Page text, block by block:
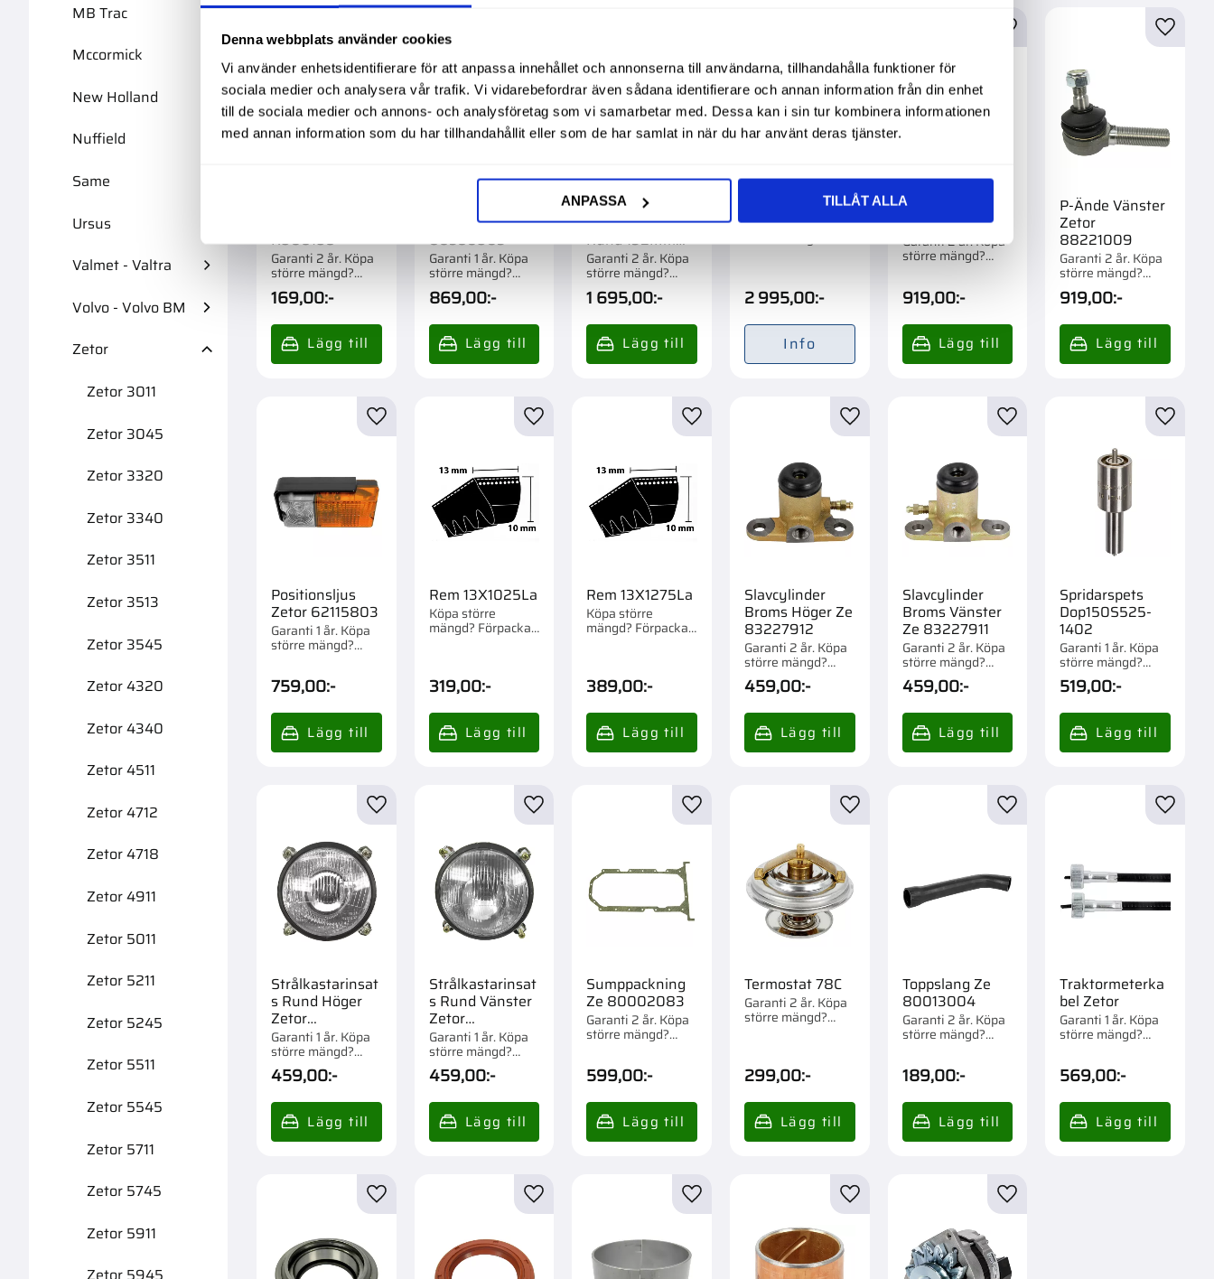
Denna webbplats använder cookies
Vi använder enhetsidentifierare för att anpassa innehållet och annonserna till användarna, tillhandahålla funktioner för
sociala medier och analysera vår trafik. Vi vidarebefordrar även sådana identifierare och annan information från din enhet
till de sociala medier och annons- och analysföretag som vi samarbetar med. Dessa kan i sin tur kombinera informationen
med annan information som du har tillhandahållit eller som de har samlat in när du har använt deras tjänster.
ANPASSA TILLÅT ALLA
K906195
Garanti 2 år. Köpa
större mängd?
Förpackad om 1 st.
169,00:-
Lägg till i favoriter
86350903
Garanti 1 år. Köpa
större mängd?
Förpackad om 1 st.
869,00:-
Led-
Strålkastare
Rund 132Mm
Mf Jd
Garanti 2 år. Köpa
större mängd?
Förpackad om 1/12
st.
1 695,00:-
Garanti 1 år. Köpa
2 995,00:-
Info
P-Ände Höger
Zetor 6714535
Garanti 2 år. Köpa
större mängd?
919,00:-
Lägg till i favoriter
P-Ände Vänster
Zetor
88221009
Garanti 2 år. Köpa
större mängd?
Förpackad om 1 st.
919,00:-
Lägg
Positionsljus
Zetor 62115803
Garanti 1 år. Köpa
större mängd?
759,00:-
Lägg till i favoriter
Rem 13X1025La
Köpa större
mängd? Förpackad
319,00:-
Lägg till i favoriter
Rem 13X1275La
Köpa större
mängd? Förpackad
389,00:-
Lägg till i favoriter
Slavcylinder
Broms Höger Ze
83227912
Garanti 2 år. Köpa
större mängd?
Förpackad om 1 st.
459,00:-
Lägg till i favoriter
Slavcylinder
Broms Vänster
Ze 83227911
Garanti 2 år. Köpa
större mängd?
Förpackad om 1 st.
459,00:-
Lägg till i favoriter
Spridarspets
Dop150S525-
1402
Garanti 1 år. Köpa
större mängd?
Förpackad om 1/12
st.
519,00:-
Lägg
Strålkastarinsat
s Rund Höger
Zetor
89352903
Garanti 1 år. Köpa
större mängd?
Förpackad om 1 st.
459,00:-
Lägg till i favoriter
Strålkastarinsat
s Rund Vänster
Zetor
89352904
Garanti 1 år. Köpa
större mängd?
Förpackad om 1 st.
459,00:-
Lägg till i favoriter
Sumppackning
Ze 80002083
Garanti 2 år. Köpa
större mängd?
599,00:-
Lägg till i favoriter
Termostat 78C
Garanti 2 år. Köpa
större mängd?
299,00:-
Lägg till i favoriter
Toppslang Ze
80013004
Garanti 2 år. Köpa
större mängd?
189,00:-
Lägg till i favoriter
Traktormeterka
bel Zetor
Garanti 1 år. Köpa
större mängd?
569,00:-
Lägg
Lägg till i favoriter Lägg till i favoriter Lägg till i favoriter Lägg till i favoriter Lägg till i favoriter
MB Trac
Mccormick
New Holland
Nuffield
Same
Ursus
Valmet - Valtra
Volvo - Volvo BM
Zetor
Zetor 3011
Zetor 3045
Zetor 3320
Zetor 3340
Zetor 3511
Zetor 3513
Zetor 3545
Zetor 4320
Zetor 4340
Zetor 4511
Zetor 4712
Zetor 4718
Zetor 4911
Zetor 5011
Zetor 5211
Zetor 5245
Zetor 5511
Zetor 5545
Zetor 5711
Zetor 5745
Zetor 5911